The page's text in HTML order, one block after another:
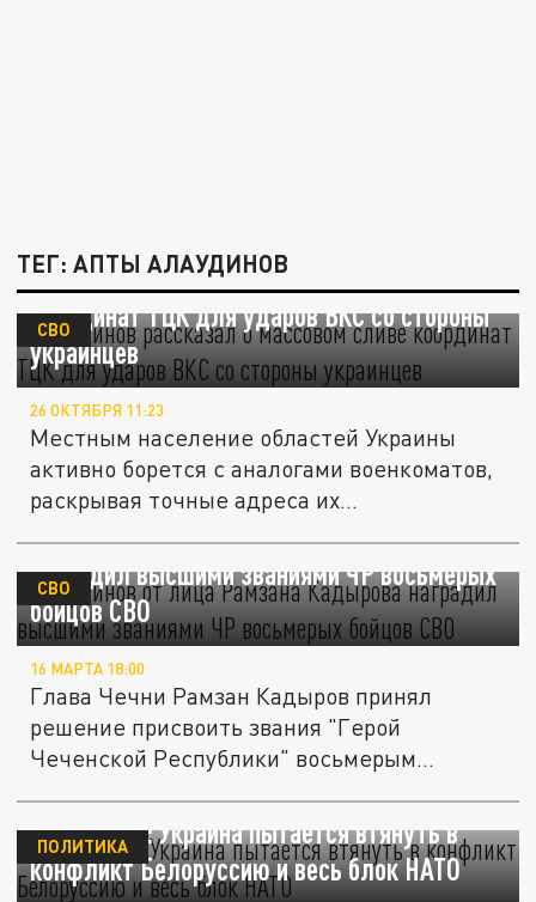
ТЕГ: АПТЫ АЛАУДИНОВ
Алаудинов рассказал о массовом сливе
координат ТЦК для ударов ВКС со стороны
украинцев
СВО
26 ОКТЯБРЯ 11:23
Местным население областей Украины
активно борется с аналогами военкоматов,
раскрывая точные адреса их...
Алаудинов от лица Рамзана Кадырова
наградил высшими званиями ЧР восьмерых
бойцов СВО
СВО
16 МАРТА 18:00
Глава Чечни Рамзан Кадыров принял
решение присвоить звания "Герой
Чеченской Республики" восьмерым
Алаудинов: Украина пытается втянуть в
конфликт Белоруссию и весь блок НАТО
ПОЛИТИКА